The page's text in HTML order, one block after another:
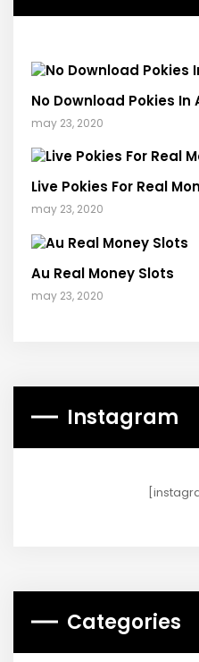
No Download Pokies
may 23, 2020
Live Pokies For Real
may 23, 2020
Au Real Money Slots
may 23, 2020
Instagram
Categories